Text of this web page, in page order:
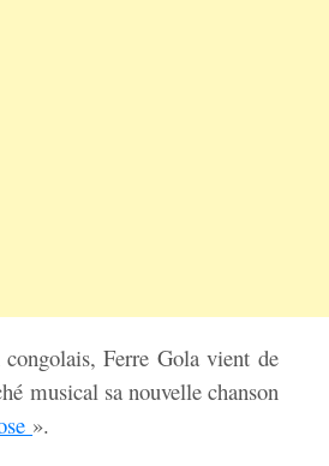
congolais, Ferre Gola vient de
musical sa nouvelle chanson
».